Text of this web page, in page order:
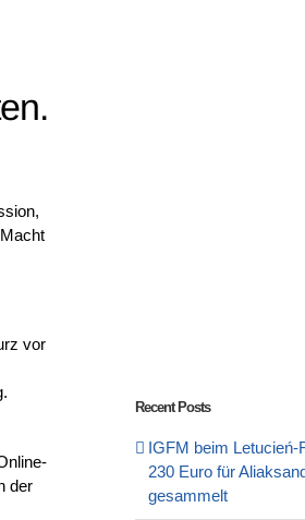
vor
der
Recent Posts
IGFM beim Letucień-
230 Euro für
gesammelt